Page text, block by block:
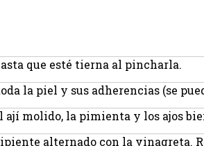
que esté tierna al pincharla.
la piel y sus adherencias (se
molido, la pimienta y los ajos
alternado con la vinagreta.